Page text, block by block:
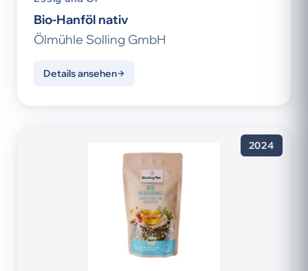
Bio-Hanföl nativ
Ölmühle Solling GmbH
Details ansehen
2024